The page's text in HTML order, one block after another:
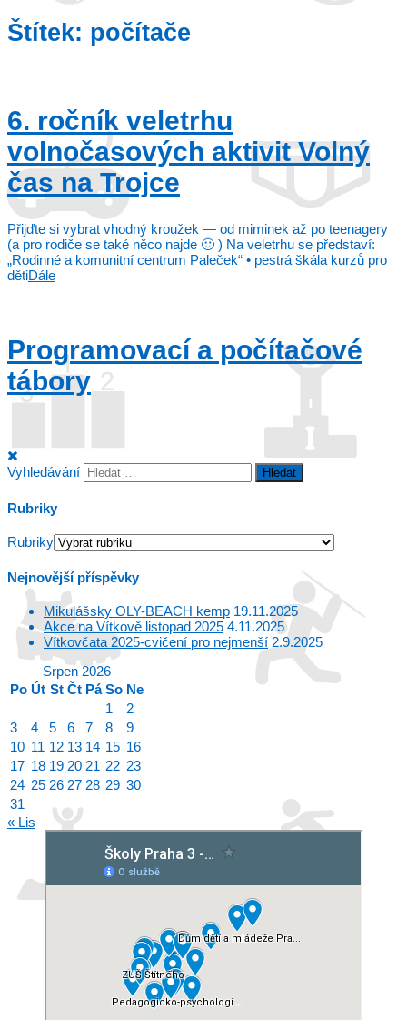
Štítek: počítače
6. ročník veletrhu
volnočasových aktivit Volný
čas na Trojce
Přijďte si vybrat vhodný kroužek — od miminek až po teenagery
(a pro rodiče se také něco najde 🙂 ) Na veletrhu se představí:
„Rodinné a komunitní centrum Paleček“ • pestrá škála kurzů pro
dětiDále
Programovací a počítačové
tábory
Vyhledávání
Rubriky
Rubriky
Nejnovější příspěvky
Mikulášsky OLY-BEACH kemp 19.11.2025
Akce na Vítkově listopad 2025 4.11.2025
Vítkovčata 2025-cvičení pro nejmenší 2.9.2025
Srpen 2026
Po Út St Čt Pá So Ne
1
2
3
4 5 6 7 8
9
10 11 12 13 14 15 16
17 18 19 20 21 22 23
24 25 26 27 28 29 30
31
« Lis